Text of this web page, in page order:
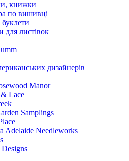
книжки
по вишивці
для листівок
дизайнерів
Manor
Lace
Samplings
Adelaide Needleworks